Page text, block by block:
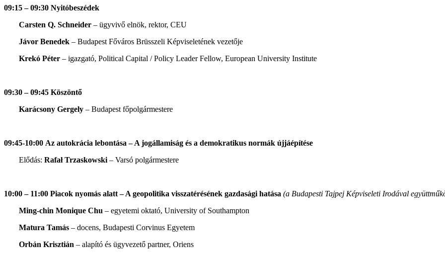
09:15 – 09:30 Nyitóbeszédek
Carsten Q. Schneider – ügyvivő elnök, rektor, CEU
Jávor Benedek – Budapest Főváros Brüsszeli Képviseletének vezetője
Krekó Péter – igazgató, Political Capital / Policy Leader Fellow, European University Institute
09:30 – 09:45 Köszöntő
Karácsony Gergely – Budapest főpolgármestere
09:45-10:00 Az autokrácia lebontása – A jogállamiság és a demokratikus normák újjáépítése
Elődás: Rafał Trzaskowski – Varsó polgármestere
10:00 – 11:00 Piacok nyomás alatt – A geopolitika visszatérésének gazdasági hatása (a Budapesti Tajpej Képviseleti Irodával
Ming-chin Monique Chu – egyetemi oktató, University of Southampton
Matura Tamás – docens, Budapesti Corvinus Egyetem
Orbán Krisztián – alapító és ügyvezető partner, Oriens